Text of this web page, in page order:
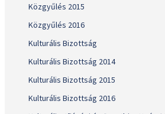
Közgyűlés 2015
Közgyűlés 2016
Kulturális Bizottság
Kulturális Bizottság 2014
Kulturális Bizottság 2015
Kulturális Bizottság 2016